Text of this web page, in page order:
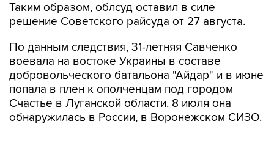
Таким образом, облсуд оставил в силе
решение Советского райсуда от 27 августа.
По данным следствия, 31-летняя Савченко
воевала на востоке Украины в составе
добровольческого батальона "Айдар" и в июне
попала в плен к ополченцам под городом
Счастье в Луганской области. 8 июля она
обнаружилась в России, в Воронежском СИЗО.